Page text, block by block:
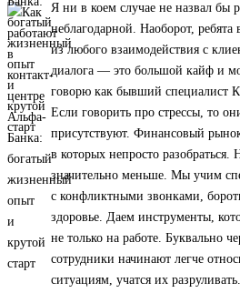
Я ни в коем случае не назвал бы
неблагодарной. Наоборот,
из любого взаимодействия с
диалога — это большой кайф и
говорю как бывший специалист
Если говорить про стрессы, то
присутствуют. Финансовый
в которых непросто разобраться.
значительно меньше. Мы учим
с конфликтными звонками,
здоровье. Даем инструменты,
не только на работе. Буквально
сотрудники начинают легче
ситуациям, учатся их разруливать.